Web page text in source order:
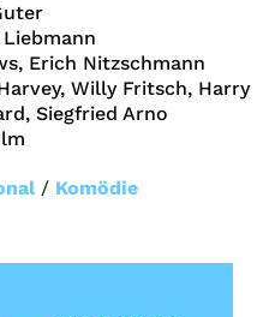
Erich Nitzschmann
Willy Fritsch, Harry
Siegfried Arno
/ Komödie